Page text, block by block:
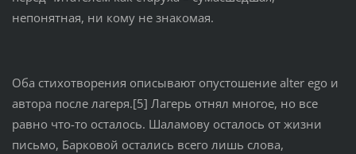
непонятная, ни кому не знакомая.
Оба стихотворения описывают опустошение alter ego и
автора после лагеря.[5] Лагерь отнял многое, но все
равно что-то осталось. Шаламову осталось от жизни
письмо, Барковой остались всего лишь слова,